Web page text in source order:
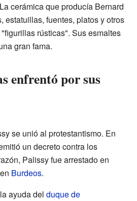
cerámica que producía Bernard
estatuillas, fuentes, platos y otros
rústicas". Sus esmaltes
gran fama.
enfrentó por sus
se unió al protestantismo. En
un decreto contra los
Palissy fue arrestado en
Burdeos.
ayuda del duque de